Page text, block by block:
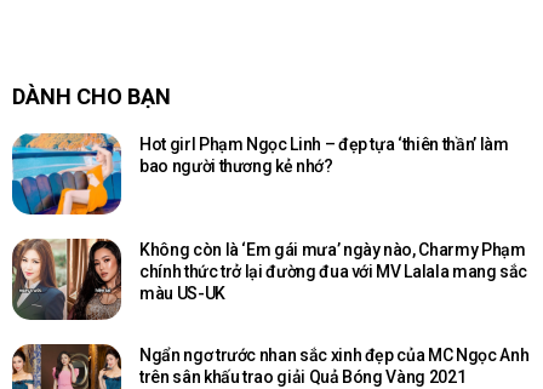
DÀNH CHO BẠN
Hot girl Phạm Ngọc Linh – đẹp tựa ‘thiên thần’ làm
bao người thương kẻ nhớ?
Không còn là ‘Em gái mưa’ ngày nào, Charmy Phạm
chính thức trở lại đường đua với MV Lalala mang sắc
màu US-UK
Ngẩn ngơ trước nhan sắc xinh đẹp của MC Ngọc Anh
trên sân khấu trao giải Quả Bóng Vàng 2021